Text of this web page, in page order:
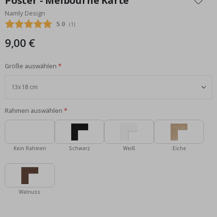
der
Bildgalerie
springen
Namly Design
Durchschnittliche Bewertung:
5.0 (abgegebene bewertungen:
1 )
9,00 €
Größe auswählen
Rahmen auswählen
Kein Rahmen Schwarz Weiß Eiche
Walnuss